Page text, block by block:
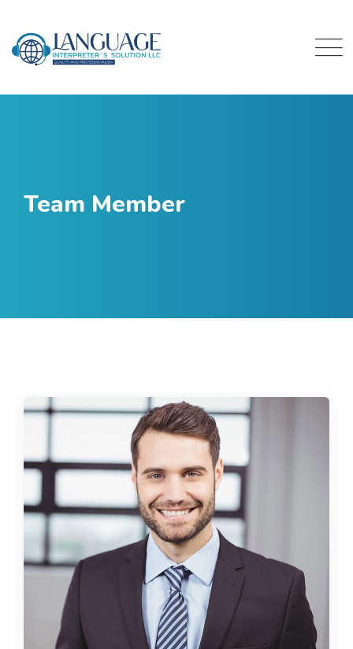
Team Member